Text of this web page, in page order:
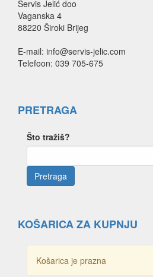
Servis Jelić doo
Vaganska 4
88220 Široki Brijeg
E-mail: info@servis-jelic.com
Telefoon: 039 705-675
PRETRAGA
Što tražiš?
KOŠARICA ZA KUPNJU
Košarica je prazna